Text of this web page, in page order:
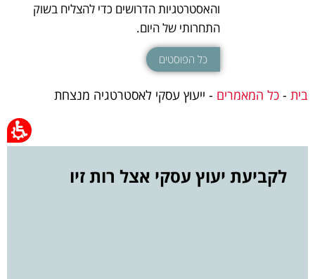
והאסטרטגיות הדרושים כדי להצליח בשוק
התחרותי של היום.
כל הפוסטים
בית - כל המאמרים - ייעוץ עסקי לאסטרטגיה מנצחת
לקביעת יעוץ עסקי אצל רות זיו